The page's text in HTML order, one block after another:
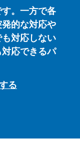
。一方で各
的な対応や
対応しない
応できるパ
る